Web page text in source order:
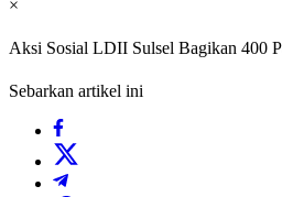
×
Aksi Sosial LDII Sulsel Bagikan 400
Sebarkan artikel ini